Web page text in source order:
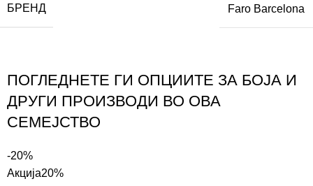
БРЕНД Faro Barcelona
ПОГЛЕДНЕТЕ ГИ ОПЦИИТЕ ЗА БОЈА И
ДРУГИ ПРОИЗВОДИ ВО ОВА
СЕМЕЈСТВО
-20%
Акција20%